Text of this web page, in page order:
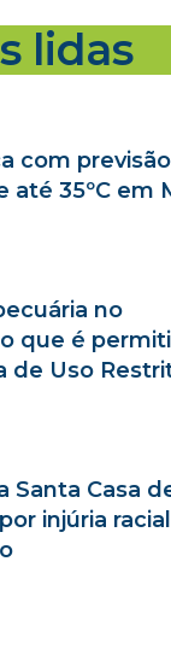
lidas
com
até 35ºC em
no
que é
de Uso
Santa Casa
injúria racial